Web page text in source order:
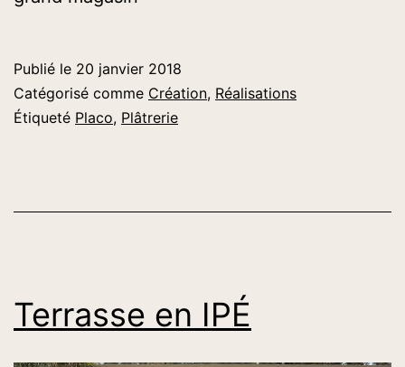
Publié le 20 janvier 2018
Catégorisé comme Création, Réalisations
Étiqueté Placo, Plâtrerie
Terrasse en IPÉ